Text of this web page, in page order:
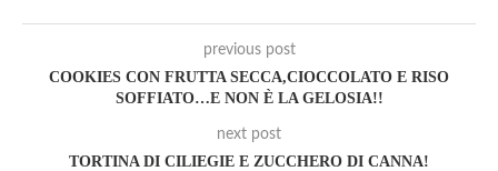
previous post
COOKIES CON FRUTTA SECCA,CIOCCOLATO E RISO
SOFFIATO…E NON È LA GELOSIA!!
next post
TORTINA DI CILIEGIE E ZUCCHERO DI CANNA!